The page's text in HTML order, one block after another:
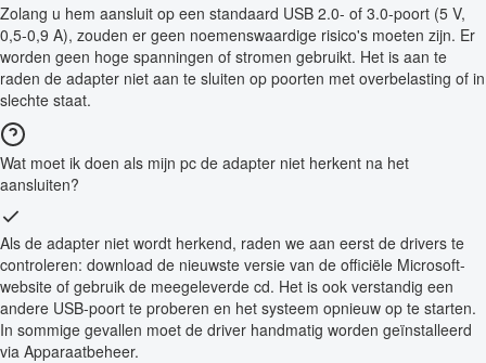
Zolang u hem aansluit op een standaard USB 2.0- of 3.0-poort (5 V,
0,5-0,9 A), zouden er geen noemenswaardige risico's moeten zijn. Er
worden geen hoge spanningen of stromen gebruikt. Het is aan te
raden de adapter niet aan te sluiten op poorten met overbelasting of in
slechte staat.
Wat moet ik doen als mijn pc de adapter niet herkent na het
aansluiten?
Als de adapter niet wordt herkend, raden we aan eerst de drivers te
controleren: download de nieuwste versie van de officiële Microsoft-
website of gebruik de meegeleverde cd. Het is ook verstandig een
andere USB-poort te proberen en het systeem opnieuw op te starten.
In sommige gevallen moet de driver handmatig worden geïnstalleerd
via Apparaatbeheer.